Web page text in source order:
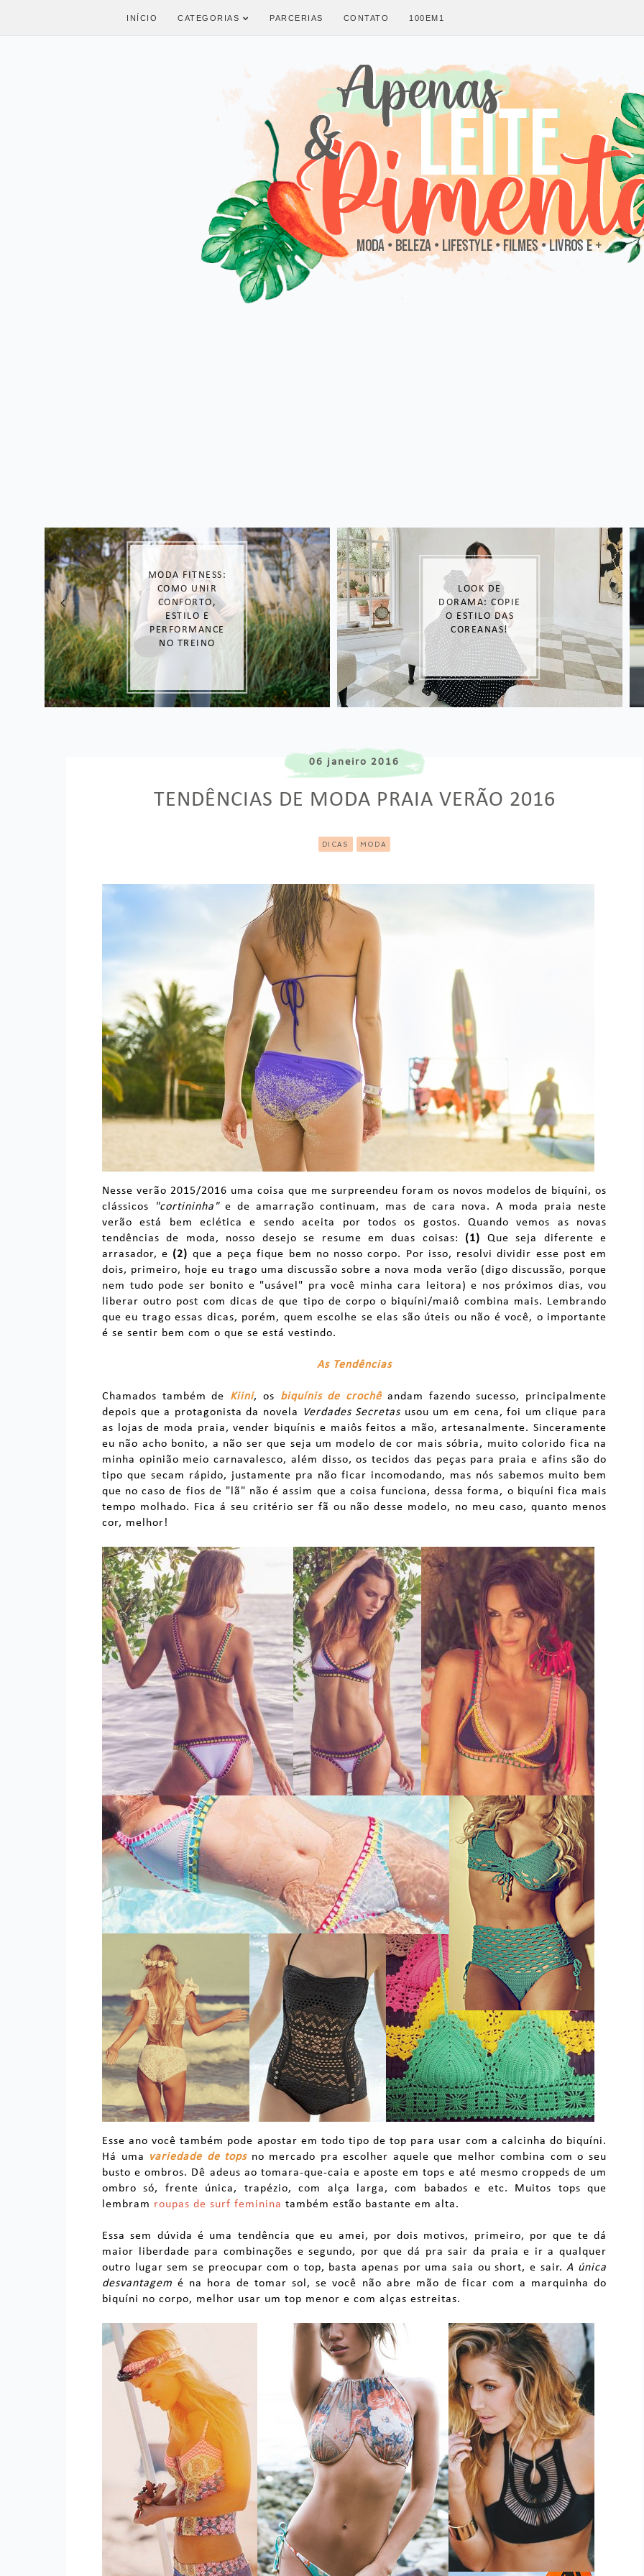
INÍCIO CATEGORIAS PARCERIAS CONTATO 100EM1
LOOK DE
DORAMA: COPIE
O ESTILO DAS
COREANAS!
MODA
INVERNO: 3
ITENS
ESSENCIAIS QUE
VOCÊ PRECISA
TER NO
GUARDA-ROUPA
06 janeiro 2016
TENDÊNCIAS DE MODA PRAIA VERÃO 2016
DICAS MODA
Nesse verão 2015/2016 uma coisa que me surpreendeu foram os novos modelos de biquíni, os
clássicos
"cortininha"e de amarração continuam, mas de cara nova. A moda praia neste
verão está bem eclética e sendo aceita por todos os gostos. Quando vemos as novas
tendências de moda, nosso desejo se resume em duas coisas: (1) Que seja diferente e
arrasador, e (2) que a peça fique bem no nosso corpo. Por isso, resolvi dividir esse post em
dois, primeiro, hoje eu trago uma discussão sobre a nova moda verão (digo discussão, porque
nem tudo pode ser bonito e "usável" pra você minha cara leitora) e nos próximos dias, vou
liberar outro post com dicas de que tipo de corpo o biquíni/maiô combina mais. Lembrando
que eu trago essas dicas, porém, quem escolhe se elas são úteis ou não é você, o importante
é se sentir bem com o que se está vestindo.
As Tendências
Chamados também de Kiini, os biquínis de crochê andam fazendo sucesso, principalmente
depois que a protagonista da novela
Verdades Secretas usou um em cena, foi um clique para
as lojas de moda praia, vender biquínis e maiôs feitos a mão, artesanalmente. Sinceramente
eu não acho bonito, a não ser que seja um modelo de cor mais sóbria, muito colorido fica na
minha opinião meio carnavalesco, além disso, os tecidos das peças para praia e afins são do
tipo que secam rápido, justamente pra não ficar incomodando, mas nós sabemos muito bem
que no caso de fios de "lã" não é assim que a coisa funciona, dessa forma, o biquíni fica mais
tempo molhado. Fica á seu critério ser fã ou não desse modelo, no meu caso, quanto menos
cor, melhor!
Esse ano você também pode apostar em todo tipo de top para usar com a calcinha do biquíni.
Há uma
variedade de topsno mercado pra escolher aquele que melhor combina com o seu
busto e ombros. Dê adeus ao tomara-que-caia e aposte em tops e até mesmo croppeds de um
ombro só, frente única, trapézio, com alça larga, com babados e etc. Muitos tops que
lembram roupas de surf feminina também estão bastante em alta.
Essa sem dúvida é uma tendência que eu amei, por dois motivos, primeiro, por que te dá
maior liberdade para combinações e segundo, por que dá pra sair da praia e ir a qualquer
outro lugar sem se preocupar com o top, basta apenas por uma saia ou short, e sair.A única
desvantagem é na hora de tomar sol, se você não abre mão de ficar com a marquinha do
biquíni no corpo, melhor usar um top menor e com alças estreitas.